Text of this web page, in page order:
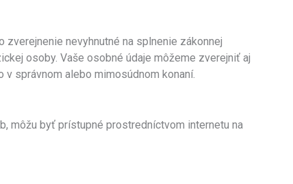
nevyhnutné na splnenie zákonnej
osoby. Vaše osobné údaje môžeme zverejniť aj
v správnom alebo mimosúdnom konaní.
môžu byť prístupné prostredníctvom internetu na